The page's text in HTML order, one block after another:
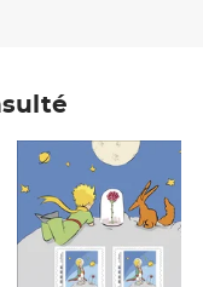
7,50€